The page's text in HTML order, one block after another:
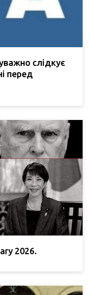
слідкує
перед
2026.